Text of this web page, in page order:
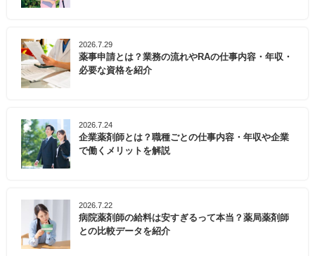
2026.7.29
薬事申請とは？業務の流れやRAの仕事内容・年収・
必要な資格を紹介
2026.7.24
企業薬剤師とは？職種ごとの仕事内容・年収や企業
で働くメリットを解説
2026.7.22
病院薬剤師の給料は安すぎるって本当？薬局薬剤師
との比較データを紹介